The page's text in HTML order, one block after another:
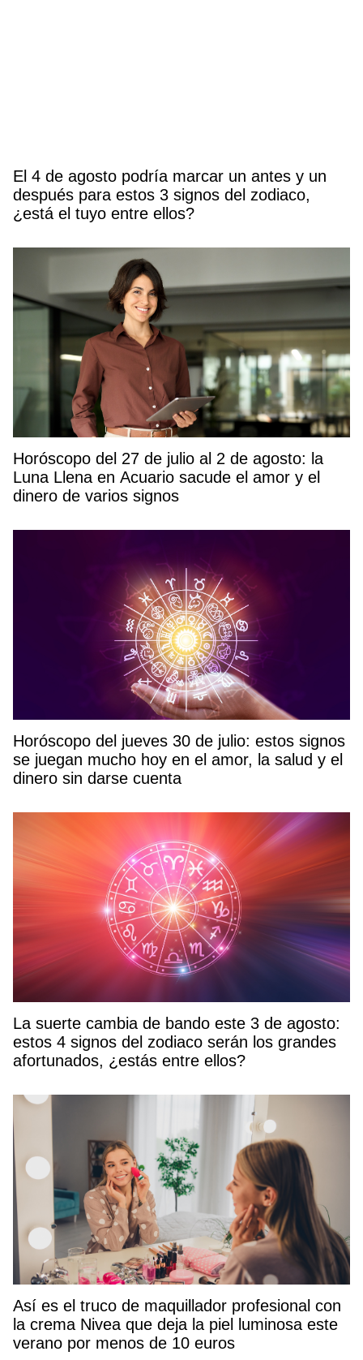
El 4 de agosto podría marcar un antes y un
después para estos 3 signos del zodiaco,
¿está el tuyo entre ellos?
Horóscopo del 27 de julio al 2 de agosto: la
Luna Llena en Acuario sacude el amor y el
dinero de varios signos
Horóscopo del jueves 30 de julio: estos signos
se juegan mucho hoy en el amor, la salud y el
dinero sin darse cuenta
La suerte cambia de bando este 3 de agosto:
estos 4 signos del zodiaco serán los grandes
afortunados, ¿estás entre ellos?
Así es el truco de maquillador profesional con
la crema Nivea que deja la piel luminosa este
verano por menos de 10 euros